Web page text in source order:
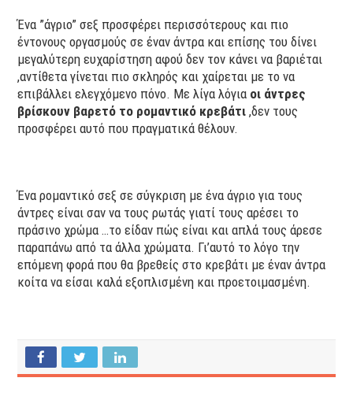
Ένα ”άγριο” σεξ προσφέρει περισσότερους και πιο
έντονους οργασμούς σε έναν άντρα και επίσης του δίνει
μεγαλύτερη ευχαρίστηση αφού δεν τον κάνει να βαριέται
,αντίθετα γίνεται πιο σκληρός και χαίρεται με το να
επιβάλλει ελεγχόμενο πόνο. Με λίγα λόγια οι άντρες
βρίσκουν βαρετό το ρομαντικό κρεβάτι ,δεν τους
προσφέρει αυτό που πραγματικά θέλουν.
Ένα ρομαντικό σεξ σε σύγκριση με ένα άγριο για τους
άντρες είναι σαν να τους ρωτάς γιατί τους αρέσει το
πράσινο χρώμα …το είδαν πώς είναι και απλά τους άρεσε
παραπάνω από τα άλλα χρώματα. Γι’αυτό το λόγο την
επόμενη φορά που θα βρεθείς στο κρεβάτι με έναν άντρα
κοίτα να είσαι καλά εξοπλισμένη και προετοιμασμένη.